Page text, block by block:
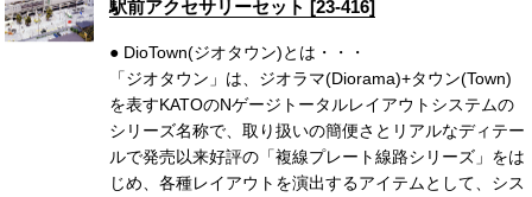
駅前アクセサリーセット [23-416]
● DioTown(ジオタウン)とは・・・
「ジオタウン」は、ジオラマ(Diorama)+タウン(Town)
を表すKATOのNゲージトータルレイアウトシステムの
シリーズ名称で、取り扱いの簡便さとリアルなディテー
ルで発売以来好評の「複線プレート線路シリーズ」をは
じめ、各種レイアウトを演出するアイテムとして、シス